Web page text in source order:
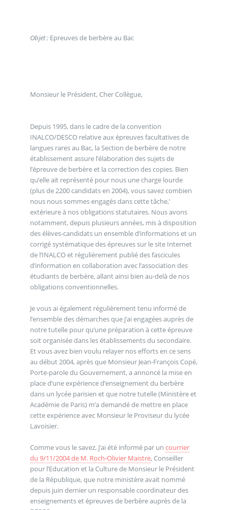
Objet : Epreuves de berbère au Bac
Monsieur le Président, Cher Collègue,
Depuis 1995, dans le cadre de la convention
INALCO/DESCO relative aux épreuves facultatives de
langues rares au Bac, la Section de berbère de notre
établissement assure l’élaboration des sujets de
l’épreuve de berbère et la correction des copies. Bien
qu’elle ait représenté pour nous une charge lourde
(plus de 2200 candidats en 2004), vous savez combien
nous nous sommes engagés dans cette tâche,’
extérieure à nos obligations statutaires. Nous avons
notamment, depuis plusieurs années, mis à disposition
des élèves-candidats un ensemble d’informations et un
corrigé systématique des épreuves sur le site Internet
de l’INALCO et régulièrement publié des fascicules
d’information en collaboration avec l’association des
étudiants de berbère, allant ainsi bien au-delà de nos
obligations conventionnelles.
Je vous ai également régulièrement tenu informé de
l’ensemble des démarches que j’ai engagées auprès de
notre tutelle pour qu’une préparation à cette épreuve
soit organisée dans les établissements du secondaire.
Et vous avez bien voulu relayer nos efforts en ce sens
au début 2004, après que Monsieur Jean-François Copé,
Porte-parole du Gouvernement, a annoncé la mise en
place d’une expérience d’enseignement du berbère
dans un lycée parisien et que notre tutelle (Ministère et
Académie de Paris) m’a demandé de mettre en place
cette expérience avec Monsieur le Proviseur du lycée
Lavoisier.
Comme vous le savez, j’ai été informé par un courrier
du 9/11/2004 de M. Roch-Olivier Maistre, Conseiller
pour l’Education et la Culture de Monsieur le Président
de la République, que notre ministère avait nommé
depuis juin dernier un responsable coordinateur des
enseignements et épreuves de berbère auprès de la